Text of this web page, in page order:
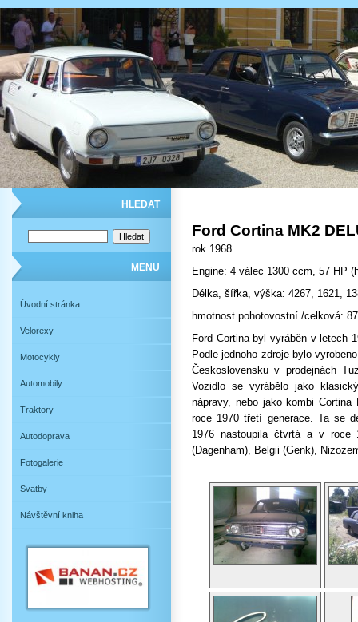
HLEDAT
MENU
Úvodní stránka
Velorexy
Motocykly
Automobily
Traktory
Autodoprava
Fotogalerie
Svatby
Návštěvní kniha
Ford Cortina MK2
rok 1968
Engine: 4 válec 1300 ccm, 57 HP
Délka, šířka, výška: 4267, 1621,
hmotnost pohotovostní /celková:
Ford Cortina byl vyráběn v letech
Podle jednoho zdroje bylo
Československu v prodejnách
Vozidlo se vyrábělo jako
nápravy, nebo jako kombi
roce 1970 třetí generace. Ta se
1976 nastoupila čtvrtá a v roce
(Dagenham), Belgii (Genk),